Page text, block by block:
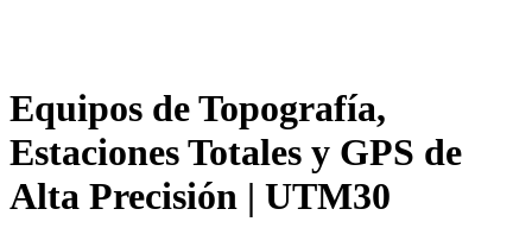
Equipos de Topografía,
Estaciones Totales y GPS de
Alta Precisión | UTM30